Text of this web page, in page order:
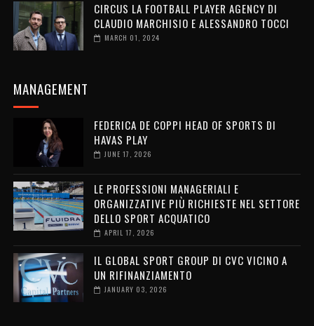
CIRCUS LA FOOTBALL PLAYER AGENCY DI
CLAUDIO MARCHISIO E ALESSANDRO TOCCI
MARCH 01, 2024
MANAGEMENT
FEDERICA DE COPPI HEAD OF SPORTS DI
HAVAS PLAY
JUNE 17, 2026
LE PROFESSIONI MANAGERIALI E
ORGANIZZATIVE PIÙ RICHIESTE NEL SETTORE
DELLO SPORT ACQUATICO
APRIL 17, 2026
IL GLOBAL SPORT GROUP DI CVC VICINO A
UN RIFINANZIAMENTO
JANUARY 03, 2026